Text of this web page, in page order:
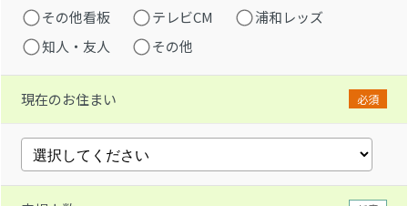
その他看板
テレビCM
浦和レッズ
知人・友人
その他
現在のお住まい 必須